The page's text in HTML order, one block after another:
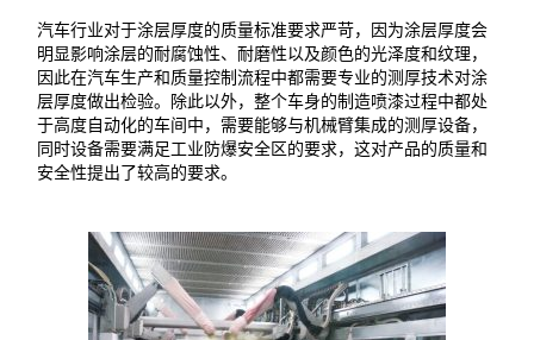
汽车行业对于涂层厚度的质量标准要求严苛，因为涂层厚度会
明显影响涂层的耐腐蚀性、耐磨性以及颜色的光泽度和纹理，
因此在汽车生产和质量控制流程中都需要专业的测厚技术对涂
层厚度做出检验。除此以外，整个车身的制造喷漆过程中都处
于高度自动化的车间中，需要能够与机械臂集成的测厚设备，
同时设备需要满足工业防爆安全区的要求，这对产品的质量和
安全性提出了较高的要求。